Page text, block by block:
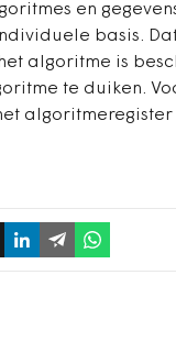
en
basis.
algoritme is
te duiken.
algoritmeregister